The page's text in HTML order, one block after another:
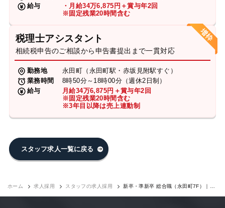
給与
・月給34万6,875円＋賞与年2回
※固定残業20時間含む
税理士アシスタント
相続税申告のご相談から申告書提出まで一貫対応
勤務地
永田町（永田町駅・赤坂見附駅すぐ）
業務時間
8時50分～18時00分（週休2日制）
給与
月給34万6,875円＋賞与年2回
※固定残業20時間含む
※3年目以降は売上連動制
スタッフ求人一覧に戻る
ホーム 求人採用 スタッフの求人採用
新卒・準新卒 総合職（永田町7F）｜求